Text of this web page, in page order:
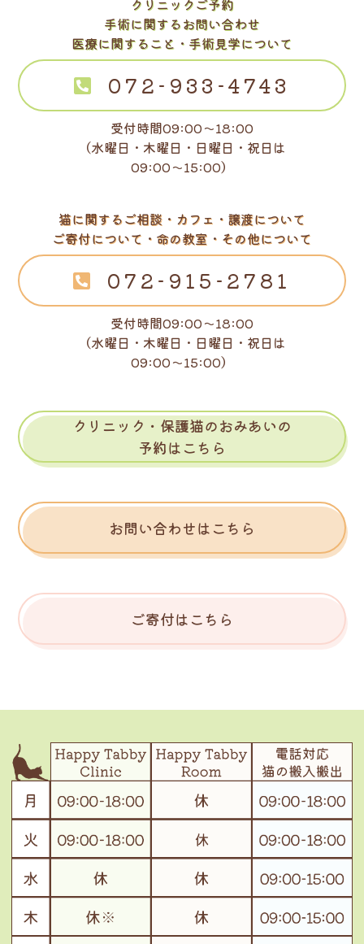
クリニックご予約
手術に関するお問い合わせ
医療に関すること・手術見学について
072-933-4743
受付時間09:00～18:00
（水曜日・木曜日・日曜日・祝日は
09:00～15:00）
猫に関するご相談・カフェ・譲渡について
ご寄付について・命の教室・その他について
072-915-2781
受付時間09:00～18:00
（水曜日・木曜日・日曜日・祝日は
09:00～15:00）
クリニック・保護猫のおみあいの
予約はこちら
お問い合わせはこちら
ご寄付はこちら